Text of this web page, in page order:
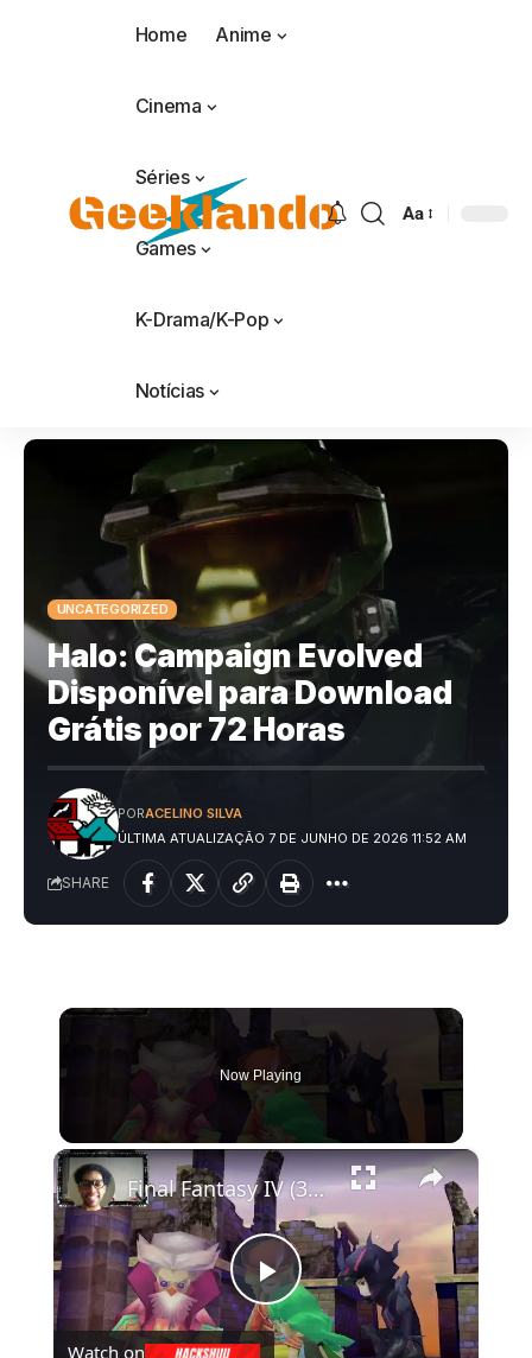
Home Anime
Cinema
Séries
Games
K-Drama/K-Pop
Notícias
Aa
UNCATEGORIZED
Halo: Campaign Evolved
Disponível para Download
Grátis por 72 Horas
ÚLTIMA ATUALIZAÇÃO 7 DE JUNHO DE 2026 11:52 AM
PORACELINO SILVA
SHARE
Now Playing
×
Play
Final Fantasy IV (3D Remake) - Let's Play 005 - Golbez, você vai pagar pelo que fez!
Watch on